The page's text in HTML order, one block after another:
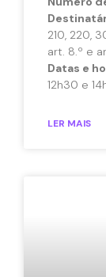
210, 220,
art. 8.º e
Datas e
12h30 e
LER MAIS